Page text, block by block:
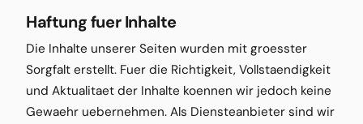
Haftung fuer Inhalte
Die Inhalte unserer Seiten wurden mit groesster
Sorgfalt erstellt. Fuer die Richtigkeit, Vollstaendigkeit
und Aktualitaet der Inhalte koennen wir jedoch keine
Gewaehr uebernehmen. Als Diensteanbieter sind wir